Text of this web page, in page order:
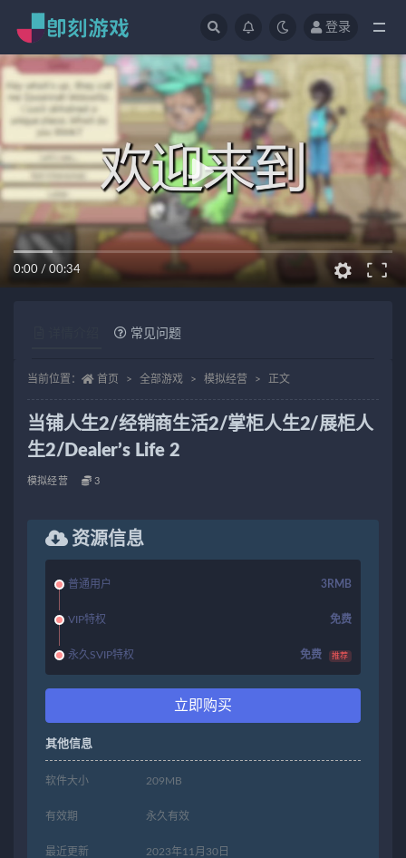
登录
0:00 / 00:34
常见问题
当前位置： 首页 全部游戏 模拟经营 正文
当铺人生2/经销商生活2/掌柜人生2/展柜人
生2/Dealer’s Life 2
模拟经营 3
资源信息
普通用户 3RMB
VIP特权 免费
永久SVIP特权 免费 推荐
立即购买
其他信息
软件大小 209MB
有效期 永久有效
最近更新 2023年11月30日